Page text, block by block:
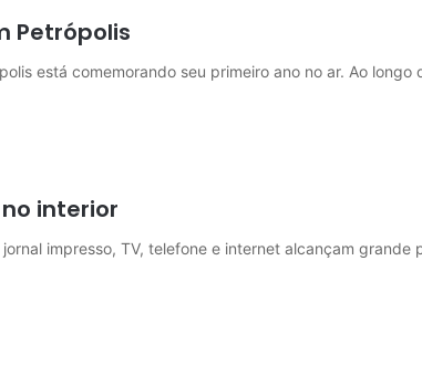
Petrópolis
está comemorando seu primeiro ano no ar. Ao longo
interior
impresso, TV, telefone e internet alcançam